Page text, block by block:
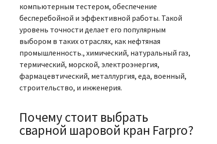
компьютерным тестером, обеспечение
бесперебойной и эффективной работы. Такой
уровень точности делает его популярным
выбором в таких отраслях, как нефтяная
промышленность., химический, натуральный газ,
термический, морской, электроэнергия,
фармацевтический, металлургия, еда, военный,
строительство, и инженерия.
Почему стоит выбрать
сварной шаровой кран Farpro?